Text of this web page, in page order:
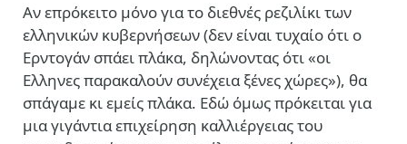
Αν επρόκειτο μόνο για το διεθνές ρεζιλίκι των
ελληνικών κυβερνήσεων (δεν είναι τυχαίο ότι ο
Ερντογάν σπάει πλάκα, δηλώνοντας ότι «οι
Ελληνες παρακαλούν συνέχεια ξένες χώρες»), θα
σπάγαμε κι εμείς πλάκα. Εδώ όμως πρόκειται για
μια γιγάντια επιχείρηση καλλιέργειας του